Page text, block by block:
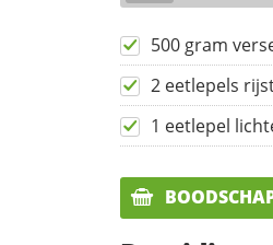
500 gram
2 eetlepels
1 eetlepel